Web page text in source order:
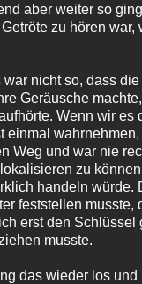
aber weiter so
zu hören war,
war nicht so, dass
Geräusche
Wenn wir es
einmal
Weg und war nie
zu
handeln würde.
feststellen musste,
erst den Schlüssel
musste.
das wieder los